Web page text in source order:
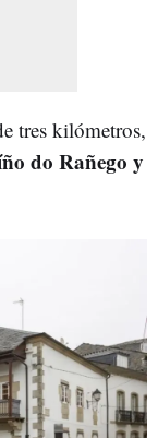
tres kilómetros,
do Rañego y